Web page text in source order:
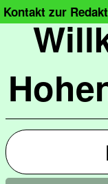
Kontakt zur